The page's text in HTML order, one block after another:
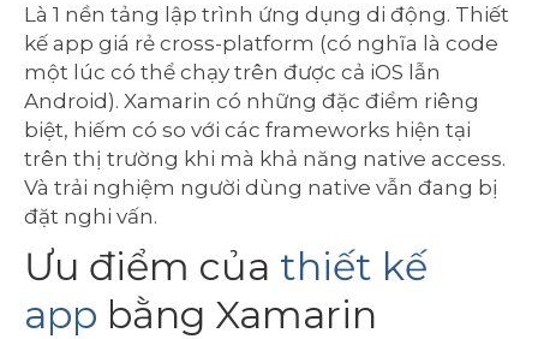
Là 1 nền tảng lập trình ứng dụng di động. Thiết
kế app giá rẻ cross-platform (có nghĩa là code
một lúc có thể chạy trên được cả iOS lẫn
Android). Xamarin có những đặc điểm riêng
biệt, hiếm có so với các frameworks hiện tại
trên thị trường khi mà khả năng native access.
Và trải nghiệm người dùng native vẫn đang bị
đặt nghi vấn.
Ưu điểm của thiết kế
app bằng Xamarin